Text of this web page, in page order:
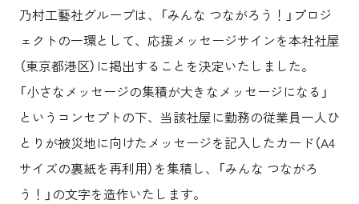
グループ会社
コーポレート
エンターテインメント
コンベンション & イベント
キャリア採用
働く環境
プロジェクト紹介
派遣社員について
サステナビリティ
ニュース
よくあるご質問
協力会社様専用ページ
乃村工藝社グループは、「みんな つながろう！」プロジ
ェクトの一環として、応援メッセージサインを本社社屋
（東京都港区）に掲出することを決定いたしました。
「小さなメッセージの集積が大きなメッセージになる」
というコンセプトの下、当該社屋に勤務の従業員一人ひ
とりが被災地に向けたメッセージを記入したカード（A4
サイズの裏紙を再利用）を集積し、「みんな つながろ
う！」の文字を造作いたします。